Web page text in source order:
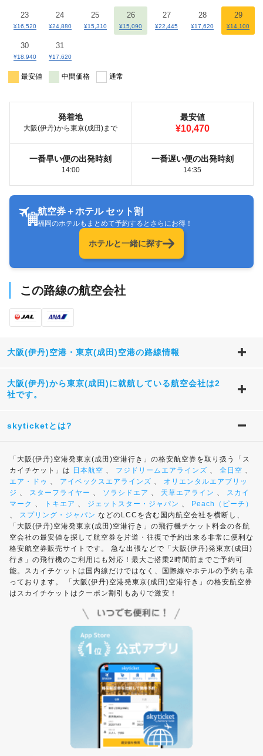
23
¥16,520
24
¥24,880
25
¥15,310
26
¥15,090
27
¥22,445
28
¥17,620
29
¥14,100
30
¥18,940
31
¥17,620
最安値 中間価格 通常
発着地
大阪(伊丹)から東京(成田)まで
最安値
¥10,470
一番早い便の出発時刻
14:00
一番遅い便の出発時刻
14:35
航空券＋ホテル セット割
福岡のホテルもまとめて予約するとさらにお得！
ホテルと一緒に探す
この路線の航空会社
大阪(伊丹)空港・東京(成田)空港の路線情報
大阪(伊丹)から東京(成田)に就航している航空会社は2
社です。
skyticketとは?
「大阪(伊丹)空港発東京(成田)空港行き」の格安航空券を取り扱う「ス
カイチケット」は 日本航空 、 フジドリームエアラインズ 、 全日空 、
エア・ドゥ 、 アイベックスエアラインズ 、 オリエンタルエアブリッ
ジ 、 スターフライヤー 、 ソラシドエア 、 天草エアライン 、 スカイ
マーク 、 トキエア 、 ジェットスター・ジャパン 、
Peach（ピーチ）
、 スプリング・ジャパン などのLCCを含む国内航空会社を横断し、
「大阪(伊丹)空港発東京(成田)空港行き」の飛行機チケット料金の各航
空会社の最安値を探して航空券を片道・往復で予約出来る非常に便利な
格安航空券販売サイトです。 急な出張などで「大阪(伊丹)発東京(成田)
行き」の飛行機のご利用にも対応！最大ご搭乗2時間前までご予約可
能。スカイチケットは国内線だけではなく、国際線やホテルの予約も承
っております。 「大阪(伊丹)空港発東京(成田)空港行き」の格安航空券
はスカイチケットはクーポン割引もありで激安！